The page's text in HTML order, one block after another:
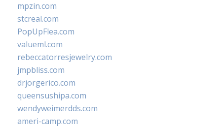
mpzin.com
stcreal.com
PopUpFlea.com
valueml.com
rebeccatorresjewelry.com
jmpbliss.com
drjorgerico.com
queensushipa.com
wendyweimerdds.com
ameri-camp.com